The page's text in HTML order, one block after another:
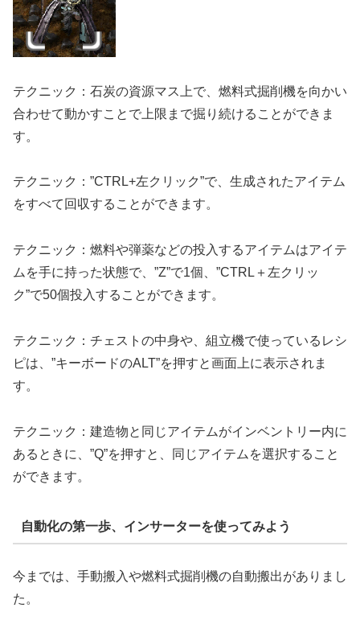
テクニック：石炭の資源マス上で、燃料式掘削機を向かい
合わせて動かすことで上限まで掘り続けることができま
す。
テクニック：”CTRL+左クリック”で、生成されたアイテム
をすべて回収することができます。
テクニック：燃料や弾薬などの投入するアイテムはアイテ
ムを手に持った状態で、”Z”で1個、”CTRL＋左クリッ
ク”で50個投入することができます。
テクニック：チェストの中身や、組立機で使っているレシ
ピは、”キーボードのALT”を押すと画面上に表示されま
す。
テクニック：建造物と同じアイテムがインベントリー内に
あるときに、”Q”を押すと、同じアイテムを選択すること
ができます。
自動化の第一歩、インサーターを使ってみよう
今までは、手動搬入や燃料式掘削機の自動搬出がありまし
た。